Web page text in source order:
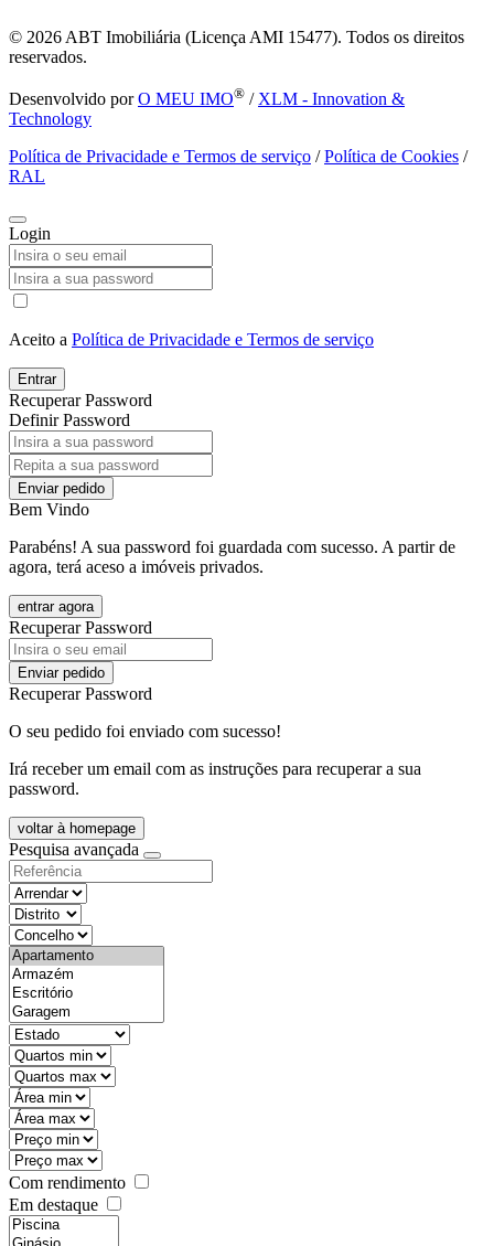
© 2026 ABT Imobiliária (Licença AMI 15477). Todos os direitos
reservados.
Desenvolvido porO MEU IMO® / XLM - Innovation &
Technology
Política de Privacidade e Termos de serviço /Política de Cookies /
RAL
Login
Aceito a Política de Privacidade e Termos de serviço
Entrar
Recuperar Password
Definir Password
Enviar pedido
Bem Vindo
Parabéns! A sua password foi guardada com sucesso. A partir de
agora, terá aceso a imóveis privados.
entrar agora
Recuperar Password
Enviar pedido
Recuperar Password
O seu pedido foi enviado com sucesso!
Irá receber um email com as instruções para recuperar a sua
password.
voltar à homepage
Pesquisa avançada
objective
districtId
countyId
types
state
mintypo
maxtypo
minarea
maxarea
minprice
maxprice
Com rendimento
Em destaque
features